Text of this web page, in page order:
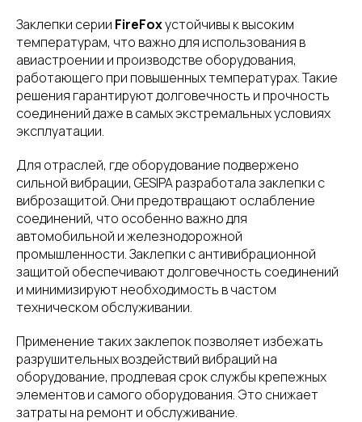
Заклепки серии FireFoxустойчивы к высоким
температурам, что важно для использования в
авиастроении и производстве оборудования,
работающего при повышенных температурах. Такие
решения гарантируют долговечность и прочность
соединений даже в самых экстремальных условиях
эксплуатации.
Для отраслей, где оборудование подвержено
сильной вибрации, GESIPA разработала заклепки с
виброзащитой. Они предотвращают ослабление
соединений, что особенно важно для
автомобильной и железнодорожной
промышленности. Заклепки с антивибрационной
защитой обеспечивают долговечность соединений
и минимизируют необходимость в частом
техническом обслуживании.
Применение таких заклепок позволяет избежать
разрушительных воздействий вибраций на
оборудование, продлевая срок службы крепежных
элементов и самого оборудования. Это снижает
затраты на ремонт и обслуживание.